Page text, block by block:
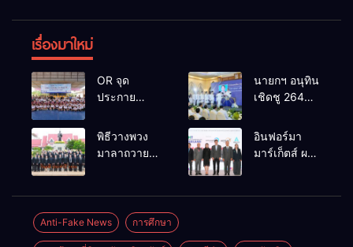
เรื่องมาใหม่
OR จุด
ประกาย
เยาวชน ผ่าน
นายกฯ อนุทิน
เชิดชู 264
บ้านยอดเยี่ยม
มอบแหนบ
เกียรติยศแห่ง
พิธีวางพวง
มาลาถวาย
2569 และ
การแข่งขัน
อินฟอร์มา
มาร์เก็ตส์ ผนึก
Anti-Fake News การศึกษา